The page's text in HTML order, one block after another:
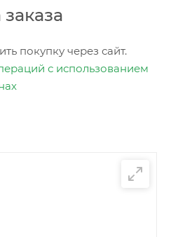
покупку через сайт.
с использованием